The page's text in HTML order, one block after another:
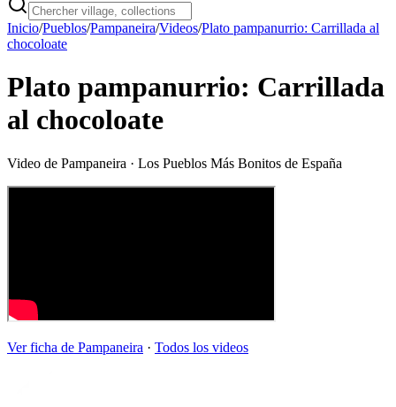
Inicio/Pueblos/Pampaneira/Videos/Plato pampanurrio: Carrillada al
chocoloate
Plato pampanurrio: Carrillada
al chocoloate
Video de Pampaneira · Los Pueblos Más Bonitos de España
Ver ficha de Pampaneira · Todos los videos